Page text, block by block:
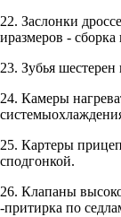
22. Заслонки
иразмеров -
23. Зубья
24. Камеры
25. Картеры
сподгонкой.
26. Клапаны
-притирка по